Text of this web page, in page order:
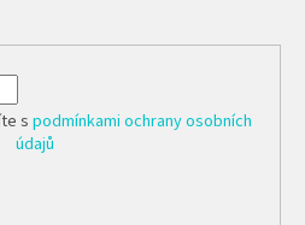
s podmínkami ochrany osobních
údajů